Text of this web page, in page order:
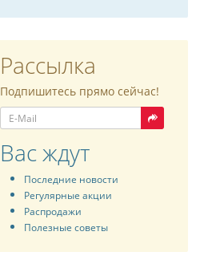
Рассылка
Подпишитесь прямо сейчас!
Вас ждут
Последние новости
Регулярные акции
Распродажи
Полезные советы